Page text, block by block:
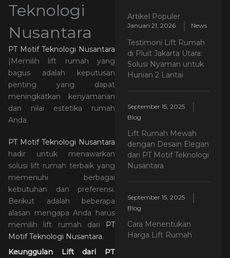
Teknologi
Nusantara
PT Motif Teknologi Nusantara
|Memilih lift rumah yang
bagus adalah keputusan
penting yang dapat
meningkatkan kenyamanan
dan nilai estetika rumah
Anda.
PT Motif Teknologi Nusantara
hadir untuk menawarkan
solusi lift rumah terbaik yang
memenuhi berbagai
kebutuhan dan preferensi.
Berikut adalah beberapa
alasan mengapa Anda harus
memilih lift rumah dari
PT
Motif Teknologi Nusantara.
Keunggulan Lift dari PT
Artikel Populer
Testimoni Lift Rumah
di Pluit Jakarta Utara:
Solusi Nyaman untuk
Hunian 2 Lantai
Januari 21, 2026 News
Lift Rumah Mewah
dengan Desain Elegan
dari PT Motif Teknologi
Nusantara
September 15, 2025
Blog
Cara Menentukan
Harga Lift Rumah
September 15, 2025
Blog